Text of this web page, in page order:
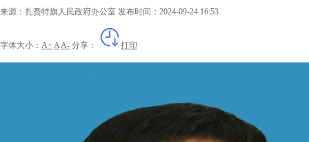
来源：扎赉特旗人民政府办公室 发布时间：2024-09-24 16:53
字体大小： A+ AA- 分享： 打印